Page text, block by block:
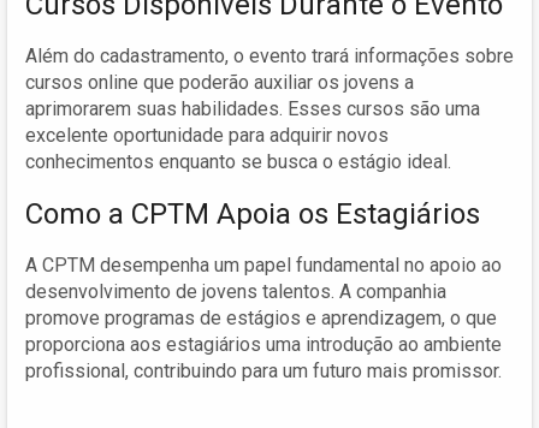
Além do cadastramento, o evento trará informações sobre
cursos online que poderão auxiliar os jovens a
aprimorarem suas habilidades. Esses cursos são uma
excelente oportunidade para adquirir novos
conhecimentos enquanto se busca o estágio ideal.
Como a CPTM Apoia os Estagiários
A CPTM desempenha um papel fundamental no apoio ao
desenvolvimento de jovens talentos. A companhia
promove programas de estágios e aprendizagem, o que
proporciona aos estagiários uma introdução ao ambiente
profissional, contribuindo para um futuro mais promissor.